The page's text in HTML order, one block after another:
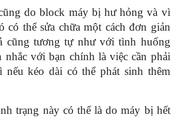
do block máy bị hư hỏng và vì
thể sửa chữa một cách đơn giản
cũng tương tự như với tình huống
với bạn chính là việc cần phải
kéo dài có thể phát sinh thêm
trạng này có thể là do máy bị hết